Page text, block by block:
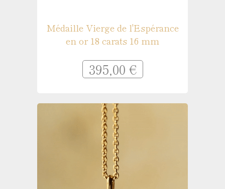
Médaille Vierge de l'Espérance
en or 18 carats 16 mm
395,00 €